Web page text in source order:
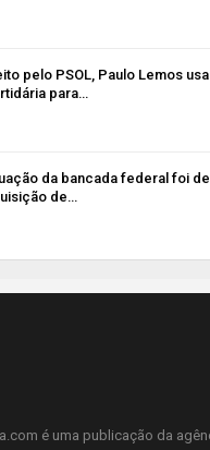
pelo PSOL, Paulo Lemos
para…
da bancada federal foi
de…
é uma publicação da